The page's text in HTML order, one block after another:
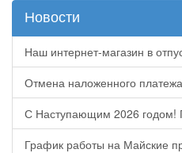
Новости
Наш интернет-магазин в
Отмена наложенного
С Наступающим 2026 годом!
График работы на Майские